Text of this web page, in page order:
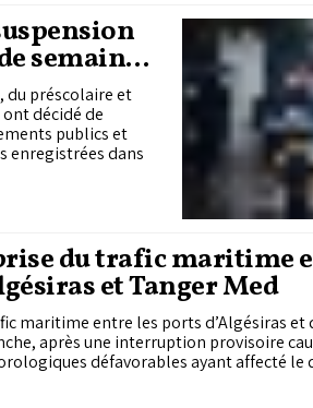
semaine
du préscolaire et
décidé de
publics et
enregistrées dans
du trafic maritime
et Tanger Med
maritime entre les ports d’Algésiras et
après une interruption provisoire
défavorables ayant affecté le